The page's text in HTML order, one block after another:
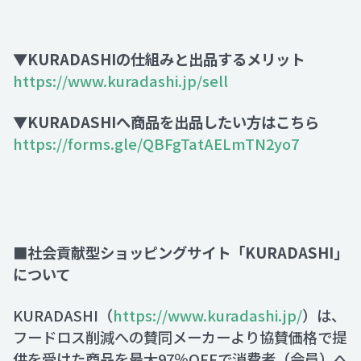
▼KURADASHIの仕組みと出品するメリット
https://www.kuradashi.jp/sell
▼KURADASHIへ商品を出品したい方はこちら
https://forms.gle/QBFgTatAELmTN2yo7
■社会貢献型ショッピングサイト「KURADASHI」
について
KURADASHI（https://www.kuradashi.jp/）は、
フードロス削減への賛同メーカーより協賛価格で提